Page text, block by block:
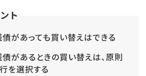
があっても買い替えはできる
があるときの買い替えは、原則
を選択する